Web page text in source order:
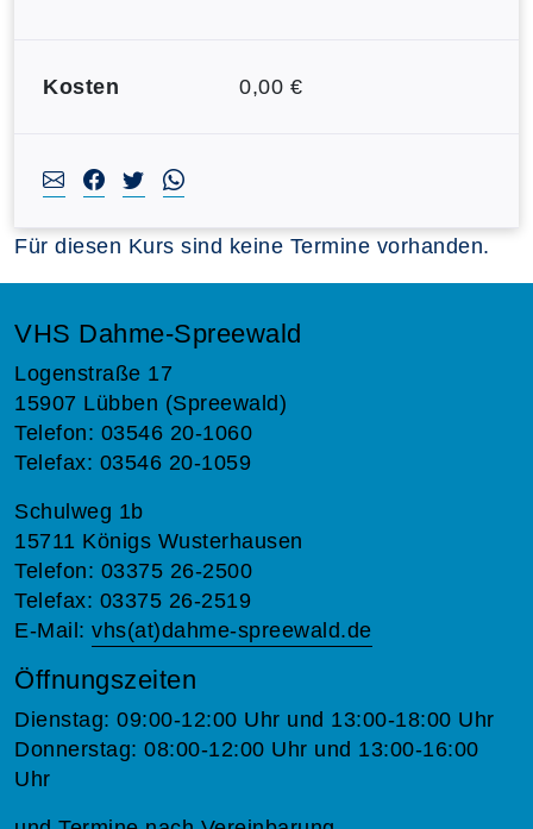
Kosten 0,00 €
Für diesen Kurs sind keine Termine vorhanden.
VHS Dahme-Spreewald
Logenstraße 17
15907 Lübben (Spreewald)
Telefon: 03546 20-1060
Telefax: 03546 20-1059
Schulweg 1b
15711 Königs Wusterhausen
Telefon: 03375 26-2500
Telefax: 03375 26-2519
E-Mail: vhs(at)dahme-spreewald.de
Öffnungszeiten
Dienstag: 09:00-12:00 Uhr und 13:00-18:00 Uhr
Donnerstag: 08:00-12:00 Uhr und 13:00-16:00
Uhr